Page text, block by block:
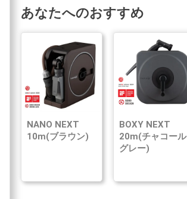
あなたへのおすすめ
NANO NEXT
10m(ブラウン)
BOXY NEXT
20m(チャコール
グレー)